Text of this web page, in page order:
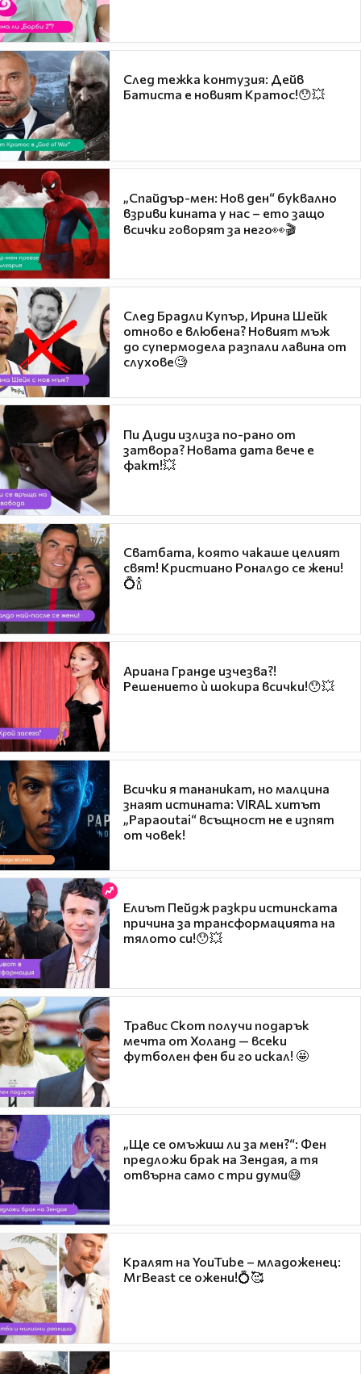
След тежка контузия: Дейв
Батиста е новият Кратос!😯💥
„Спайдър-мен: Нов ден“ буквално
взриви кината у нас – ето защо
всички говорят за него👀🎬
След Брадли Купър, Ирина Шейк
отново е влюбена? Новият мъж
до супермодела разпали лавина от
слухове🧐
Пи Диди излиза по-рано от
затвора? Новата дата вече е
факт!💥
Сватбата, която чакаше целият
свят! Кристиано Роналдо се жени!
💍🍾
Ариана Гранде изчезва?!
Решението ѝ шокира всички!😯💥
Всички я тананикат, но малцина
знаят истината: VIRAL хитът
„Papaoutai“ всъщност не е изпят
от човек!
Елиът Пейдж разкри истинската
причина за трансформацията на
тялото си!😯💥
Травис Скот получи подарък
мечта от Холанд — всеки
футболен фен би го искал! 🤩
„Ще се омъжиш ли за мен?“: Фен
предложи брак на Зендая, а тя
отвърна само с три думи😅
Кралят на YouTube – младоженец:
MrBeast се ожени!💍🥰